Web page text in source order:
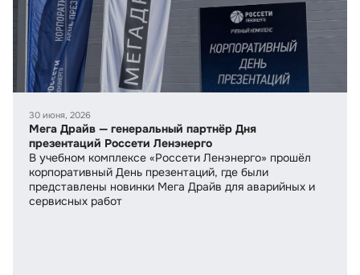
30 июня, 2026
Мега Драйв — генеральный партнёр Дня
презентаций Россети Ленэнерго
В учебном комплексе «Россети Ленэнерго» прошёл
корпоративный День презентаций, где были
представлены новинки Мега Драйв для аварийных и
сервисных работ